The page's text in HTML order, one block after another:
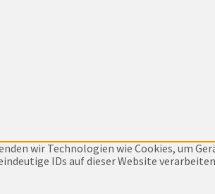
wir Technologien wie Cookies, um
IDs auf dieser Website